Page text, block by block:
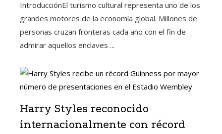
IntroducciónEl turismo cultural representa uno de los
grandes motores de la economía global. Millones de
personas cruzan fronteras cada año con el fin de
admirar aquellos enclaves ...
Harry Styles reconocido
internacionalmente con récord